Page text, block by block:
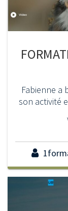
Fabienne a
son activité